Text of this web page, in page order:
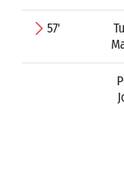
57'